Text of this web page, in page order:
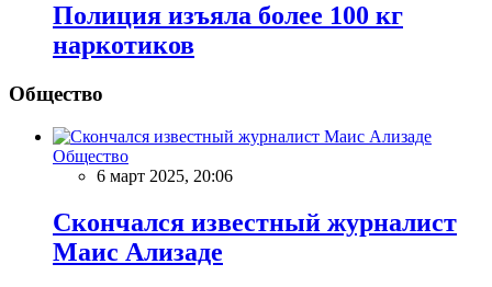
Полиция изъяла более 100 кг
наркотиков
Общество
Общество
6 март 2025, 20:06
Скончался известный журналист
Маис Ализаде